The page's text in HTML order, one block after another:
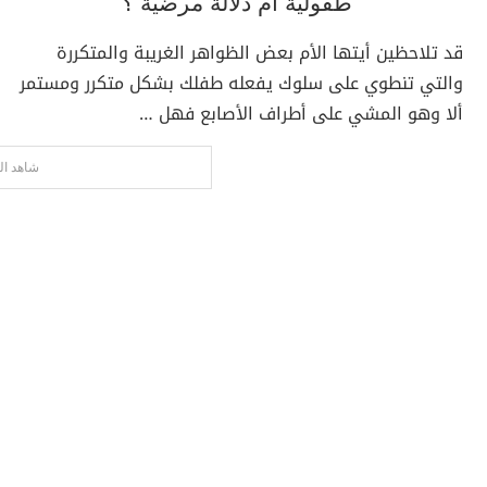
قد تلاحظين أيتها الأم بعض الظواهر الغريبة والمتكررة
والتي تنطوي على سلوك يفعله طفلك بشكل متكرر ومستمر
ألا وهو المشي على أطراف الأصابع فهل …
شاهد